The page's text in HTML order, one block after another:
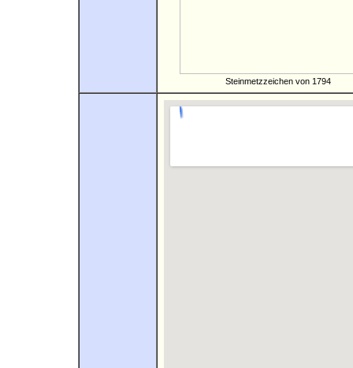
Steinmetzzeichen von 1794